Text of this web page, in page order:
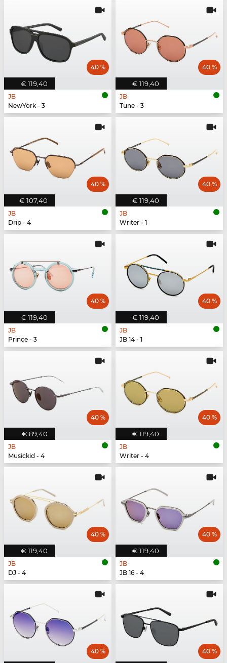
€ 119,40
40 %
JB
NewYork - 3
€ 119,40
40 %
JB
Tune - 3
€ 107,40
40 %
JB
Drip - 4
€ 119,40
40 %
JB
Writer - 1
€ 119,40
40 %
JB
Prince - 3
€ 119,40
40 %
JB
JB 14 - 1
€ 89,40
40 %
JB
Musickid - 4
€ 119,40
40 %
JB
Writer - 4
€ 119,40
40 %
JB
DJ - 4
€ 119,40
40 %
JB
JB 16 - 4
40 % 40 %